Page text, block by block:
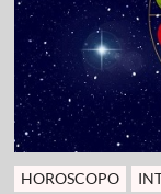
HOROSCOPO